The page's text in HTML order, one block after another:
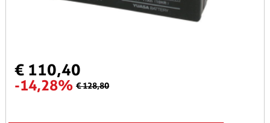
€ 110,40
-14,28% € 128,80